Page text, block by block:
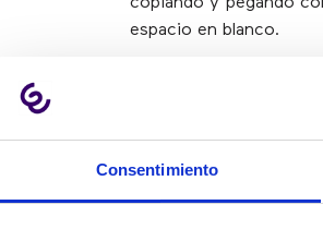
Consentimiento
copiando y pegando
espacio en blanco.